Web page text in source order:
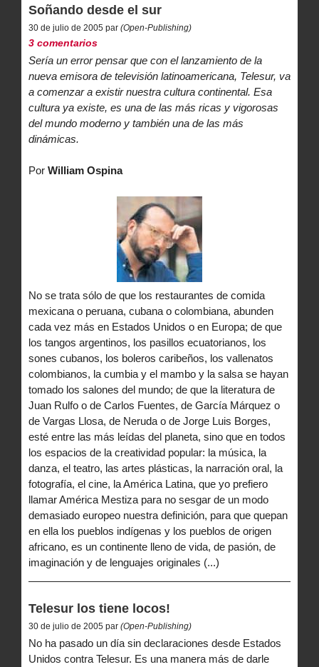
Soñando desde el sur
30 de julio de 2005 par (Open-Publishing)
3 comentarios
Sería un error pensar que con el lanzamiento de la
nueva emisora de televisión latinoamericana, Telesur, va
a comenzar a existir nuestra cultura continental. Esa
cultura ya existe, es una de las más ricas y vigorosas
del mundo moderno y también una de las más
dinámicas.
Por William Ospina
No se trata sólo de que los restaurantes de comida
mexicana o peruana, cubana o colombiana, abunden
cada vez más en Estados Unidos o en Europa; de que
los tangos argentinos, los pasillos ecuatorianos, los
sones cubanos, los boleros caribeños, los vallenatos
colombianos, la cumbia y el mambo y la salsa se hayan
tomado los salones del mundo; de que la literatura de
Juan Rulfo o de Carlos Fuentes, de García Márquez o
de Vargas Llosa, de Neruda o de Jorge Luis Borges,
esté entre las más leídas del planeta, sino que en todos
los espacios de la creatividad popular: la música, la
danza, el teatro, las artes plásticas, la narración oral, la
fotografía, el cine, la América Latina, que yo prefiero
llamar América Mestiza para no sesgar de un modo
demasiado europeo nuestra definición, para que quepan
en ella los pueblos indígenas y los pueblos de origen
africano, es un continente lleno de vida, de pasión, de
imaginación y de lenguajes originales (...)
Telesur los tiene locos!
30 de julio de 2005 par (Open-Publishing)
No ha pasado un día sin declaraciones desde Estados
Unidos contra Telesur. Es una manera más de darle